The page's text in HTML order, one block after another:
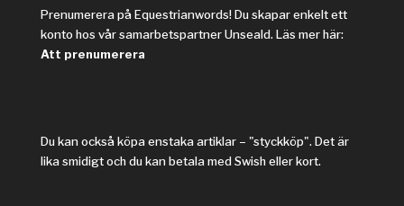
Prenumerera på Equestrianwords! Du skapar enkelt ett
konto hos vår samarbetspartner Unseald. Läs mer här:
Att prenumerera
Du kan också köpa enstaka artiklar – "styckköp". Det är
lika smidigt och du kan betala med Swish eller kort.